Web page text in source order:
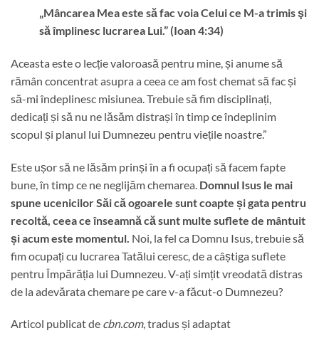
„Mâncarea Mea este să fac voia Celui ce M-a trimis şi
să împlinesc lucrarea Lui.” (Ioan 4:34)
Aceasta este o lecție valoroasă pentru mine, și anume să
rămân concentrat asupra a ceea ce am fost chemat să fac și
să-mi îndeplinesc misiunea. Trebuie să fim disciplinați,
dedicați și să nu ne lăsăm distrași în timp ce îndeplinim
scopul și planul lui Dumnezeu pentru viețile noastre.”
Este ușor să ne lăsăm prinși în a fi ocupați să facem fapte
bune, în timp ce ne neglijăm chemarea. Domnul Isus le mai
spune ucenicilor Săi că ogoarele sunt coapte și gata pentru
recoltă, ceea ce înseamnă că sunt multe suflete de mântuit
și acum este momentul. Noi, la fel ca Domnu Isus, trebuie să
fim ocupați cu lucrarea Tatălui ceresc, de a câștiga suflete
pentru Împărăția lui Dumnezeu. V-ați simțit vreodată distras
de la adevărata chemare pe care v-a făcut-o Dumnezeu?
Articol publicat de cbn.com, tradus și adaptat